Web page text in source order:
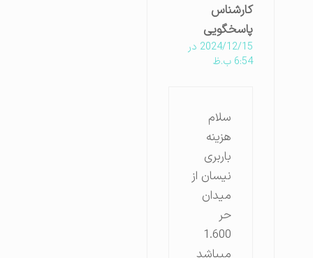
کارشناس
پاسخگویی
2024/12/15 در
سلام
هزینه
باربری
نیسان از
میدان
1.600